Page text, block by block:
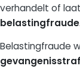
verhandelt of
belastingfraude.
Belastingfraude